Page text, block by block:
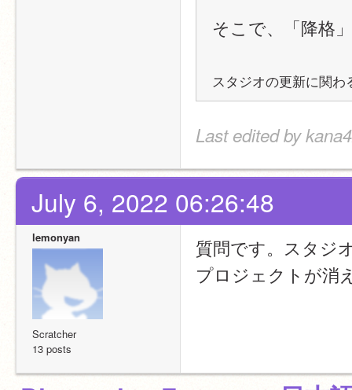
そこで、「降格
スタジオの更新に関
Last edited by
July 6, 2022 06:26:48
lemonyan
Scratcher
13 posts
質問です。スタジ
プロジェクトが消